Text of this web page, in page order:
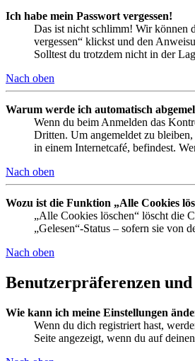
Ich habe mein Passwort vergessen!
Das ist nicht schlimm! Wir können
vergessen“ klickst und den
Solltest du trotzdem nicht in der
Nach oben
Warum werde ich automatisch
Wenn du beim Anmelden das
Dritten. Um angemeldet zu
in einem Internetcafé, befindest.
Nach oben
Wozu ist die Funktion „Alle Cookies
„Alle Cookies löschen“ löscht die
„Gelesen“-Status – sofern sie von
Nach oben
Benutzerpräferenzen
Wie kann ich meine Einstellungen
Wenn du dich registriert hast,
Seite angezeigt, wenn du auf